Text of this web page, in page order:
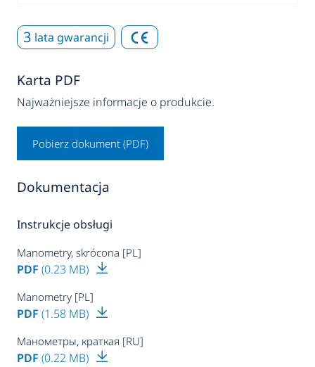
3 lata gwarancji
Karta PDF
Najważniejsze informacje o produkcie.
Pobierz dokument (PDF)
Dokumentacja
Instrukcje obsługi
Manometry, skrócona [PL]
PDF (0.23 MB)
Manometry [PL]
PDF (1.58 MB)
Манометры, краткая [RU]
PDF (0.22 MB)